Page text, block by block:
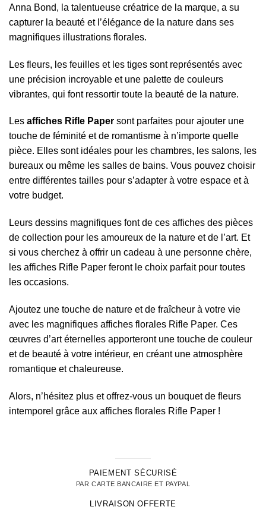
Anna Bond, la talentueuse créatrice de la marque, a su
capturer la beauté et l’élégance de la nature dans ses
magnifiques illustrations florales.
Les fleurs, les feuilles et les tiges sont représentés avec
une précision incroyable et une palette de couleurs
vibrantes, qui font ressortir toute la beauté de la nature.
Les affiches Rifle Paper sont parfaites pour ajouter une
touche de féminité et de romantisme à n’importe quelle
pièce. Elles sont idéales pour les chambres, les salons, les
bureaux ou même les salles de bains. Vous pouvez choisir
entre différentes tailles pour s’adapter à votre espace et à
votre budget.
Leurs dessins magnifiques font de ces affiches des pièces
de collection pour les amoureux de la nature et de l’art. Et
si vous cherchez à offrir un cadeau à une personne chère,
les affiches Rifle Paper feront le choix parfait pour toutes
les occasions.
Ajoutez une touche de nature et de fraîcheur à votre vie
avec les magnifiques affiches florales Rifle Paper. Ces
œuvres d’art éternelles apporteront une touche de couleur
et de beauté à votre intérieur, en créant une atmosphère
romantique et chaleureuse.
Alors, n’hésitez plus et offrez-vous un bouquet de fleurs
intemporel grâce aux affiches florales Rifle Paper !
PAIEMENT SÉCURISÉ
PAR CARTE BANCAIRE ET PAYPAL
LIVRAISON OFFERTE